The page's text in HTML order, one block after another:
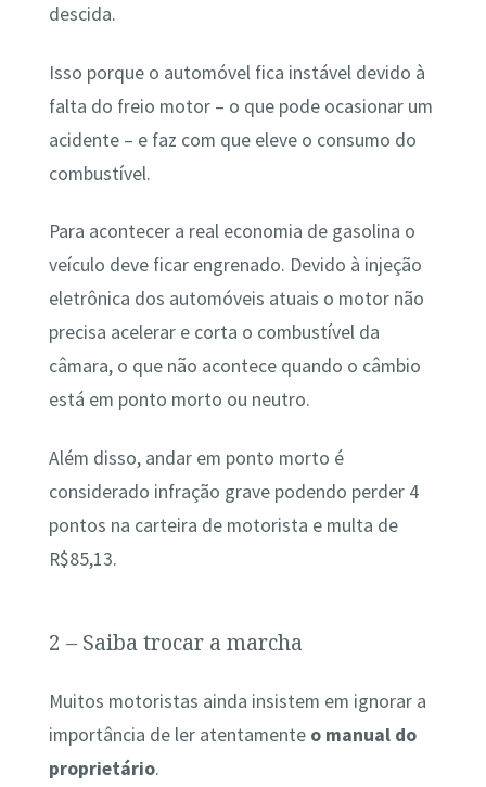
descida.
Isso porque o automóvel fica instável devido à
falta do freio motor – o que pode ocasionar um
acidente – e faz com que eleve o consumo do
combustível.
Para acontecer a real economia de gasolina o
veículo deve ficar engrenado. Devido à injeção
eletrônica dos automóveis atuais o motor não
precisa acelerar e corta o combustível da
câmara, o que não acontece quando o câmbio
está em ponto morto ou neutro.
Além disso, andar em ponto morto é
considerado infração grave podendo perder 4
pontos na carteira de motorista e multa de
R$85,13.
2 – Saiba trocar a marcha
Muitos motoristas ainda insistem em ignorar a
importância de ler atentamente o manual do
proprietário.